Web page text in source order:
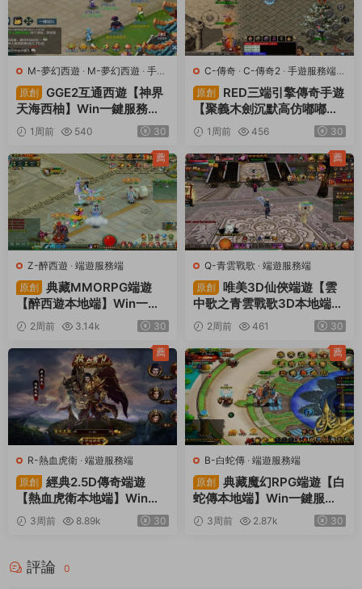
M-夢幻西遊 · M-夢幻西遊 · 手遊
服務端
端遊服務端
原創
GGE2互通西遊【神界
天海西柚】Win一鍵服務端
+安卓蘋果PC三端+内置GM
工具+全套源碼+視頻架設教
程
1周前 540 30
C-傳奇 · C-傳奇2 · 手遊服務端·
端遊服務端
原創
RED三端引擎傳奇手遊
【聚義木劍沉默高仿嘟嘟沉
默】Win一鍵服務端+安卓蘋
果PC三端+視頻架設教程
1周前 456 30
Z-醉西遊 · 端遊服務端
原創 典藏MMORPG端遊
【醉西遊本地端】Win一鍵
服務端+PC客戶端+GM後台
+視頻架設教程
2周前 3.14k 30
薦
Q-青雲戰歌 · 端遊服務端
原創 唯美3D仙俠端遊【雲
中歌之青雲戰歌3D本地端】
Win一鍵服務端+PC客戶端+
GM工具+視頻架設教程
2周前 461 30
薦
R-熱血虎衛 · 端遊服務端
原創 經典2.5D傳奇端遊
【熱血虎衛本地端】Win一
鍵服務端+PC客戶端+視頻
架設教程
3周前 8.89k 30
薦
B-白蛇傳 · 端遊服務端
原創 典藏魔幻RPG端遊【白
蛇傳本地端】Win一鍵服務
端+PC客戶端+GM工具+視
頻架設教程
3周前 2.87k 30
薦
評論 0